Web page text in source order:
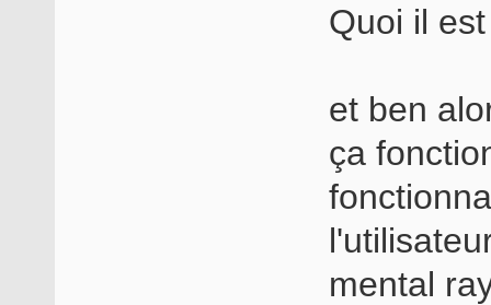
Quoi il
et ben
ça
mental